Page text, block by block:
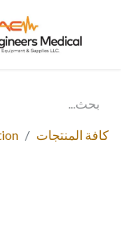
كافة المنتجات